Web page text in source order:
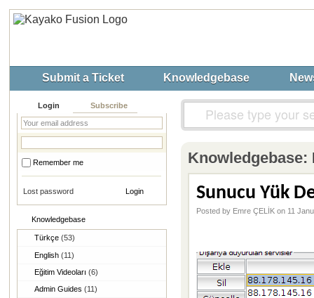
Submit a Ticket Knowledgebase
Login Subscribe
Remember me
Lost password
Knowledgebase
Türkçe (53)
English (11)
Eğitim Videoları (6)
Admin Guides (11)
Knowledgebase:
Sunucu Yük
Posted by Emre ÇELİK on 11